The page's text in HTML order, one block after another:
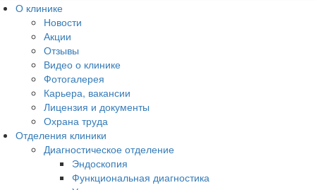
О клинике
Новости
Акции
Отзывы
Видео о клинике
Фотогалерея
Карьера, вакансии
Лицензия и документы
Охрана труда
Отделения клиники
Диагностическое отделение
Эндоскопия
Функциональная диагностика